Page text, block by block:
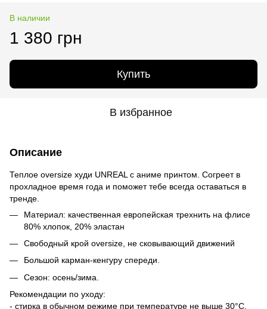
В наличии
1 380 грн
Купить
В избранное
Описание
Теплое oversize худи UNREAL с аниме принтом. Согреет в
прохладное время года и поможет тебе всегда оставаться в
тренде.
Материал: качественная европейская трехнить на флисе
80% хлопок, 20% эластан
Свободный крой oversize, не сковывающий движений
Большой карман-кенгуру спереди.
Сезон: осень/зима.
Рекомендации по уходу:
- стирка в обычном режиме при температуре не выше 30°С,